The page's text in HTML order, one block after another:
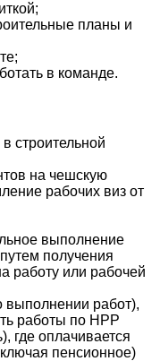
планы и
в команде.
строительной
на чешскую
рабочих виз от
выполнение
получения
работу или рабочей
выполнении работ),
работы по HPP
где оплачивается
пенсионное)